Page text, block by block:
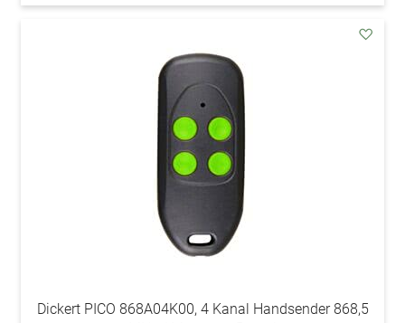
Dickert PICO 868A04K00, 4 Kanal Handsender 868,5